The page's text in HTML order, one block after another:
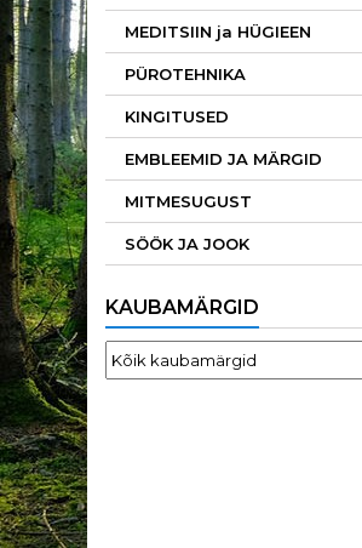
MEDITSIIN ja HÜGIEEN
PÜROTEHNIKA
KINGITUSED
EMBLEEMID JA MÄRGID
MITMESUGUST
SÖÖK JA JOOK
KAUBAMÄRGID